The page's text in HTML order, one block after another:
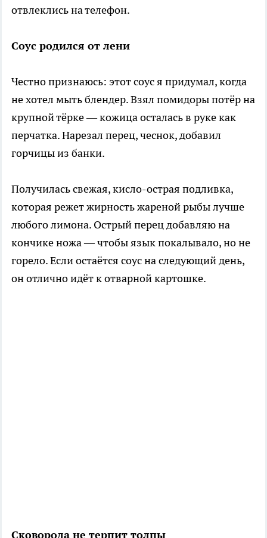
отвлеклись на телефон.
Соус родился от лени
Честно признаюсь: этот соус я придумал, когда
не хотел мыть блендер. Взял помидоры потёр на
крупной тёрке — кожица осталась в руке как
перчатка. Нарезал перец, чеснок, добавил
горчицы из банки.
Получилась свежая, кисло-острая подливка,
которая режет жирность жареной рыбы лучше
любого лимона. Острый перец добавляю на
кончике ножа — чтобы язык покалывало, но не
горело. Если остаётся соус на следующий день,
он отлично идёт к отварной картошке.
Сковорода не терпит толпы